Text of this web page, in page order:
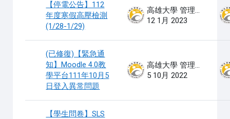
【停電公告】112
年度寒假高壓檢測
(1/28-1/29)
高雄大學 管理員
12 1月 2023
(已修復)【緊急通
知】Moodle 4.0教
學平台111年10月5
日登入異常問題
高雄大學 管理員
5 10月 2022
【學生問卷】SLS